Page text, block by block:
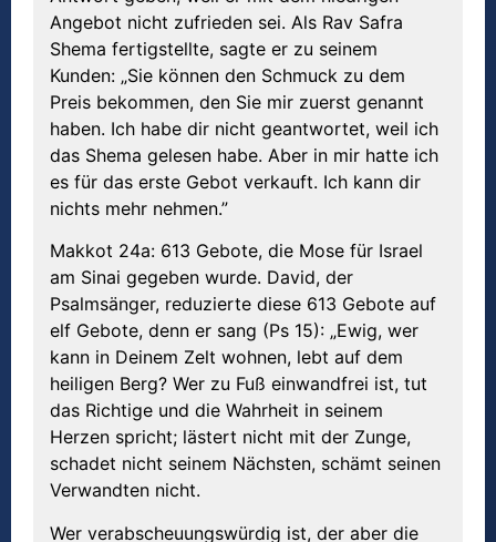
Angebot nicht zufrieden sei. Als Rav Safra
Shema fertigstellte, sagte er zu seinem
Kunden: „Sie können den Schmuck zu dem
Preis bekommen, den Sie mir zuerst genannt
haben. Ich habe dir nicht geantwortet, weil ich
das Shema gelesen habe. Aber in mir hatte ich
es für das erste Gebot verkauft. Ich kann dir
nichts mehr nehmen.”
Makkot 24a: 613 Gebote, die Mose für Israel
am Sinai gegeben wurde. David, der
Psalmsänger, reduzierte diese 613 Gebote auf
elf Gebote, denn er sang (Ps 15): „Ewig, wer
kann in Deinem Zelt wohnen, lebt auf dem
heiligen Berg? Wer zu Fuß einwandfrei ist, tut
das Richtige und die Wahrheit in seinem
Herzen spricht; lästert nicht mit der Zunge,
schadet nicht seinem Nächsten, schämt seinen
Verwandten nicht.
Wer verabscheuungswürdig ist, der aber die